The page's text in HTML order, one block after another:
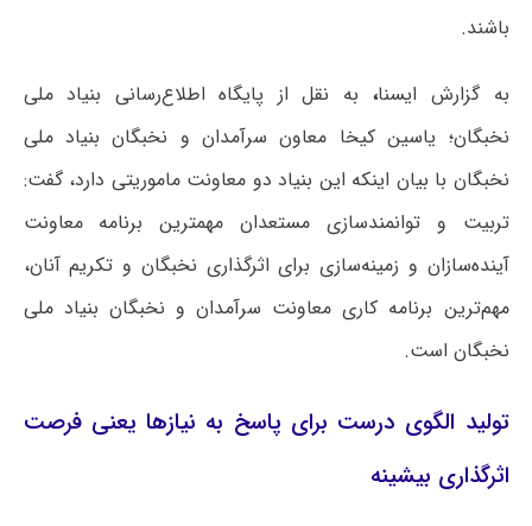
باشند.
به گزارش ایسنا، به نقل از پایگاه اطلاع‌رسانی بنیاد ملی
نخبگان؛ یاسین کیخا معاون سرآمدان و نخبگان بنیاد ملی
نخبگان با بیان اینکه این بنیاد دو معاونت ماموریتی دارد، گفت:
تربیت و توانمندسازی مستعدان مهمترین برنامه معاونت
آینده‌سازان و زمینه‌سازی برای اثرگذاری نخبگان و تکریم آنان،
مهم‌ترین برنامه کاری معاونت سرآمدان و نخبگان بنیاد ملی
نخبگان است.
تولید الگوی درست برای پاسخ به نیازها یعنی فرصت
اثرگذاری بیشینه